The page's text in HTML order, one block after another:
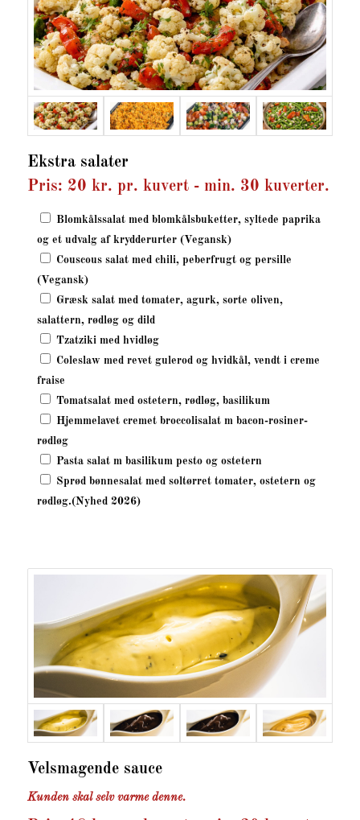
Ekstra salater
Pris: 20 kr. pr. kuvert - min. 30 kuverter.
Blomkålssalat med blomkålsbuketter, syltede paprika
og et udvalg af krydderurter (Vegansk)
Couscous salat med chili, peberfrugt og persille
(Vegansk)
Græsk salat med tomater, agurk, sorte oliven,
salattern, rødløg og dild
Tzatziki med hvidløg
Coleslaw med revet gulerod og hvidkål, vendt i creme
fraise
Tomatsalat med ostetern, rødløg, basilikum
Hjemmelavet cremet broccolisalat m bacon-rosiner-
rødløg
Pasta salat m basilikum pesto og ostetern
Sprød bønnesalat med soltørret tomater, ostetern og
rødløg.(Nyhed 2026)
Velsmagende sauce
Kunden skal selv varme denne.